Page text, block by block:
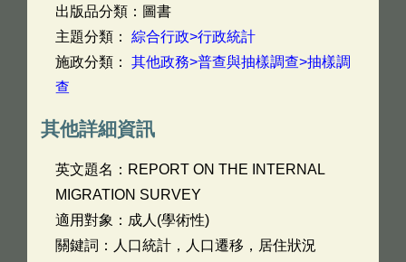
出版品分類：圖書
主題分類： 綜合行政>行政統計
施政分類： 其他政務>普查與抽樣調查>抽樣調
查
其他詳細資訊
英文題名： REPORT ON THE INTERNAL
MIGRATION SURVEY
適用對象：成人(學術性)
關鍵詞：人口統計，人口遷移，居住狀況